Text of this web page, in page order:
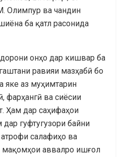
Олимпур ва чандин
ба қатл расонида
онҳо дар кишвар ба
равияи мазҳабӣ бо
яке аз муҳимтарин
фарҳангӣ ва сиёсии
Ҳам дар саҳифаҳои
гуфтугузори байни
салафиҳо ва
мақомҳои аввалро ишғол